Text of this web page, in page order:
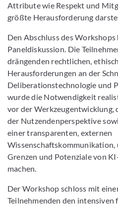
Attribute wie Respekt und
größte Herausforderung
Den Abschluss des
Paneldiskussion. Die
drängenden rechtlichen,
Herausforderungen an der
Deliberationstechnologie und
wurde die Notwendigkeit
vor der Werkzeugentwicklung,
der Nutzendenperspektive
einer transparenten, externen
Grenzen und Potenziale von
machen.
Der Workshop schloss mit
Teilnehmenden den intensiven